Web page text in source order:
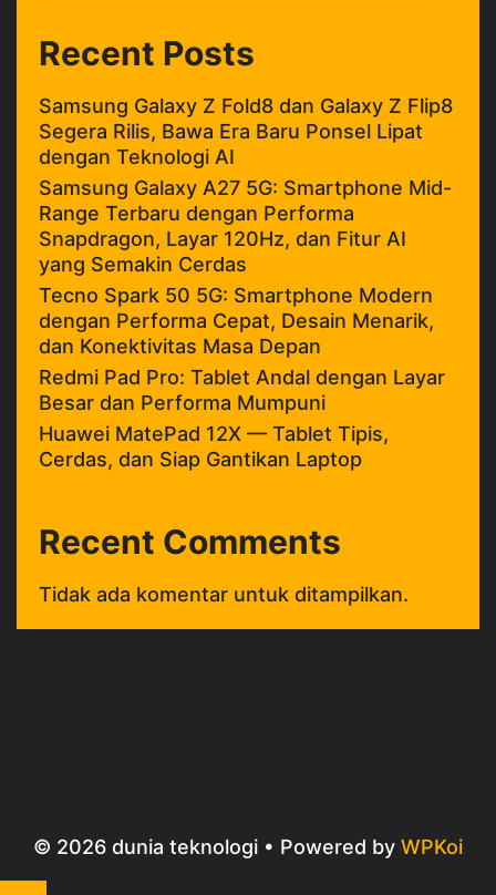
Recent Posts
Samsung Galaxy Z Fold8 dan Galaxy Z Flip8
Segera Rilis, Bawa Era Baru Ponsel Lipat
dengan Teknologi AI
Samsung Galaxy A27 5G: Smartphone Mid-
Range Terbaru dengan Performa
Snapdragon, Layar 120Hz, dan Fitur AI
yang Semakin Cerdas
Tecno Spark 50 5G: Smartphone Modern
dengan Performa Cepat, Desain Menarik,
dan Konektivitas Masa Depan
Redmi Pad Pro: Tablet Andal dengan Layar
Besar dan Performa Mumpuni
Huawei MatePad 12X — Tablet Tipis,
Cerdas, dan Siap Gantikan Laptop
Recent Comments
Tidak ada komentar untuk ditampilkan.
© 2026 dunia teknologi • Powered by WPKoi